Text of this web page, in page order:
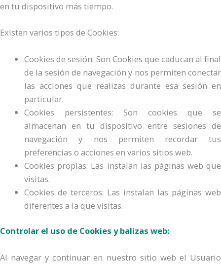
en tu dispositivo más tiempo.
Existen varios tipos de Cookies:
Cookies de sesión: Son Cookies que caducan al final
de la sesión de navegación y nos permiten conectar
las acciones que realizas durante esa sesión en
particular.
Cookies persistentes: Son cookies que se
almacenan en tu dispositivo entre sesiones de
navegación y nos permiten recordar tus
preferencias o acciones en varios sitios web.
Cookies propias: Las instalan las páginas web que
visitas.
Cookies de terceros: Las instalan las páginas web
diferentes a la que visitas.
Controlar el uso de Cookies y balizas web:
Al navegar y continuar en nuestro sitio web el Usuario